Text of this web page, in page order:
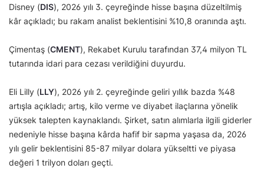
Disney (DIS), 2026 yılı 3. çeyreğinde hisse başına düzeltilmiş
kâr açıkladı; bu rakam analist beklentisini %10,8 oranında aştı.
Çimentaş (CMENT), Rekabet Kurulu tarafından 37,4 milyon TL
tutarında idari para cezası verildiğini duyurdu.
Eli Lilly (LLY), 2026 yılı 2. çeyreğinde geliri yıllık bazda %48
artışla açıkladı; artış, kilo verme ve diyabet ilaçlarına yönelik
yüksek talepten kaynaklandı. Şirket, satın alımlarla ilgili giderler
nedeniyle hisse başına kârda hafif bir sapma yaşasa da, 2026
yılı gelir beklentisini 85-87 milyar dolara yükseltti ve piyasa
değeri 1 trilyon doları geçti.